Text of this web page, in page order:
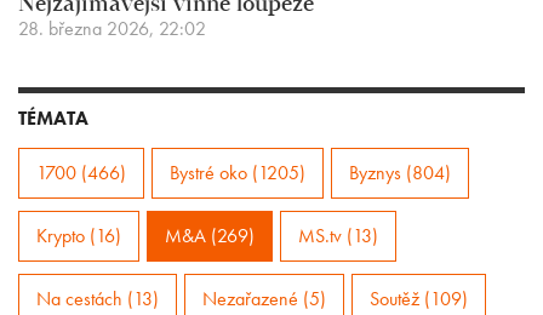
Nejzajímavější vinné loupeže
28. března 2026, 22:02
TÉMATA
1700 (466) Bystré oko (1205) Byznys (804)
Krypto (16) M&A (269) MS.tv (13)
Na cestách (13) Nezařazené (5) Soutěž (109)